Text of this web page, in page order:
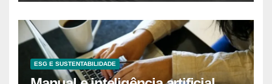
ESG E SUSTENTABILIDADE